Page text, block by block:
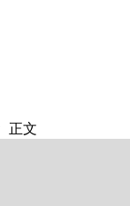
正文